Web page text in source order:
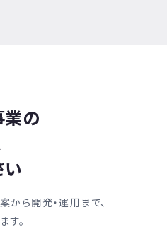
業の
い
から開発・運用まで、
す。